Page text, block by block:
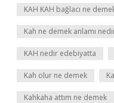
KAH KAH bağlacı ne
Kah ne demek anlamı
KAH nedir edebiyatta
Kah olur ne demek
Kahkaha attım ne demek